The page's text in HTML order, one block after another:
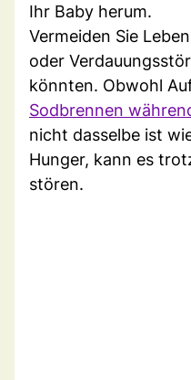
Ihr Baby herum.
Vermeiden Sie
oder
könnten. Obwohl
Sodbrennen
nicht dasselbe ist
Hunger, kann es
stören.